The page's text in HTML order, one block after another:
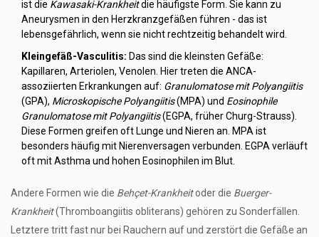
ist die Kawasaki-Krankheitdie häufigste Form. Sie kann zu
Aneurysmen in den Herzkranzgefäßen führen - das ist
lebensgefährlich, wenn sie nicht rechtzeitig behandelt wird.
Kleingefäß-Vasculitis: Das sind die kleinsten Gefäße:
Kapillaren, Arteriolen, Venolen. Hier treten die ANCA-
assoziierten Erkrankungen auf: Granulomatose mit Polyangiitis
(GPA), Microskopische Polyangiitis(MPA) und Eosinophile
Granulomatose mit Polyangiitis(EGPA, früher Churg-Strauss).
Diese Formen greifen oft Lunge und Nieren an. MPA ist
besonders häufig mit Nierenversagen verbunden. EGPA verläuft
oft mit Asthma und hohen Eosinophilen im Blut.
Andere Formen wie die Behçet-Krankheitoder die Buerger-
Krankheit(Thromboangiitis obliterans) gehören zu Sonderfällen.
Letztere tritt fast nur bei Rauchern auf und zerstört die Gefäße an